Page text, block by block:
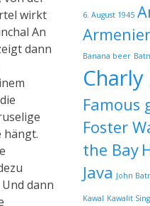
6. August 1945
Armenier
Banana beer
Famous
Foster
the Bay
Java John
Kawal Kawalit